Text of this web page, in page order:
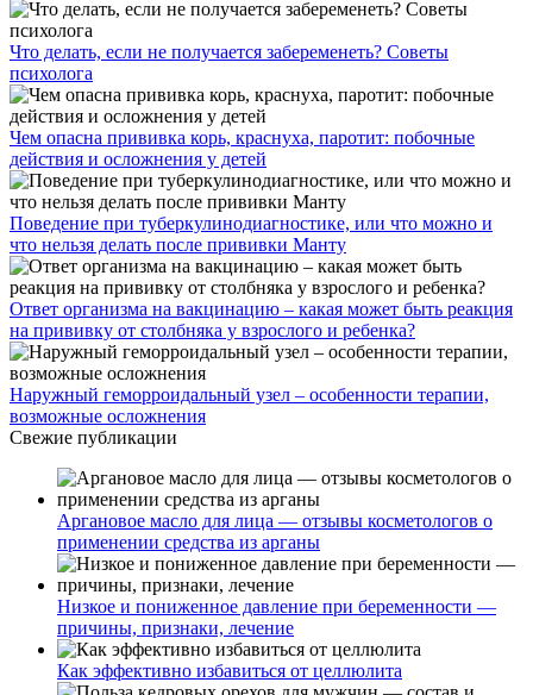
Что делать, если не получается забеременеть? Советы
психолога
Чем опасна прививка корь, краснуха, паротит: побочные
действия и осложнения у детей
Поведение при туберкулинодиагностике, или что можно и
что нельзя делать после прививки Манту
Ответ организма на вакцинацию – какая может быть реакция
на прививку от столбняка у взрослого и ребенка?
Наружный геморроидальный узел – особенности терапии,
возможные осложнения
Свежие публикации
Аргановое масло для лица — отзывы косметологов о
применении средства из арганы
Низкое и пониженное давление при беременности —
причины, признаки, лечение
Как эффективно избавиться от целлюлита